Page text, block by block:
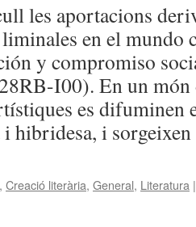
les aportacions
en el mundo
y compromiso
I00). En un món
es difuminen
i hibridesa, i
, Creació literària, General, Literatura |